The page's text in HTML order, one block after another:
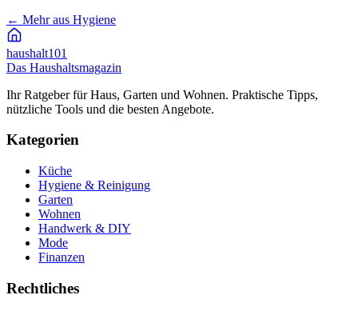
← Mehr aus Hygiene
haushalt101
Das Haushaltsmagazin
Ihr Ratgeber für Haus, Garten und Wohnen. Praktische Tipps,
nützliche Tools und die besten Angebote.
Kategorien
Küche
Hygiene & Reinigung
Garten
Wohnen
Handwerk & DIY
Mode
Finanzen
Rechtliches